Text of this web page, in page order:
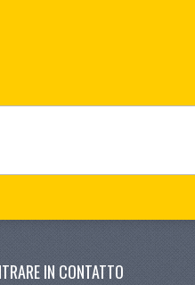
IN CONTATTO